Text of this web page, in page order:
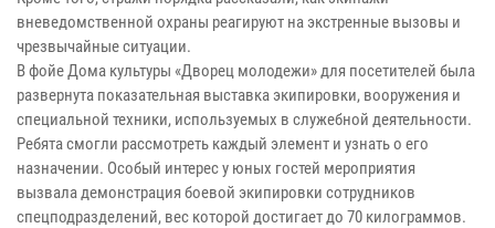
вневедомственной охраны реагируют на экстренные вызовы и
чрезвычайные ситуации.
В фойе Дома культуры «Дворец молодежи» для посетителей была
развернута показательная выставка экипировки, вооружения и
специальной техники, используемых в служебной деятельности.
Ребята смогли рассмотреть каждый элемент и узнать о его
назначении. Особый интерес у юных гостей мероприятия
вызвала демонстрация боевой экипировки сотрудников
спецподразделений, вес которой достигает до 70 килограммов.